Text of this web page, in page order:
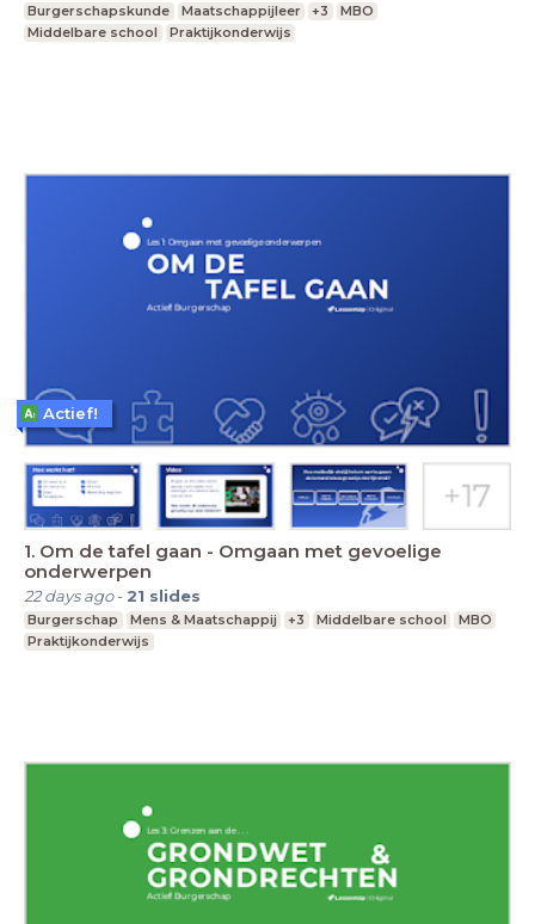
Burgerschapskunde Maatschappijleer +3
MBO
Middelbare school
Praktijkonderwijs
1. Om de tafel gaan - Omgaan met gevoelige
onderwerpen
22 days ago- 21 slides
Burgerschap Mens & Maatschappij +3 Middelbare school
MBO
Praktijkonderwijs
Actief!